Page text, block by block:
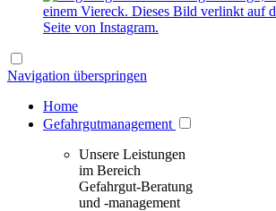
Navigation überspringen
Home
Gefahrgutmanagement
Unsere Leistungen
im Bereich
Gefahrgut-Beratung
und -management